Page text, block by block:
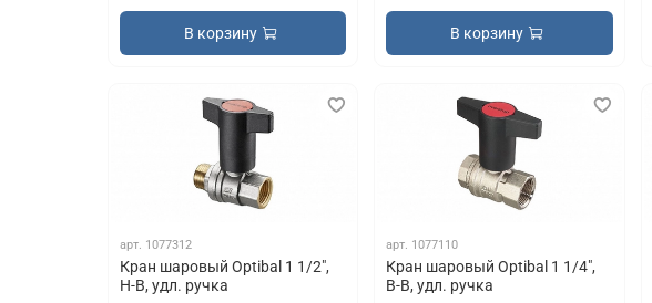
В корзину В корзину
арт. 1077312
Кран шаровый Optibal 1 1/2",
Н-В, удл. ручка
арт. 1077110
Кран шаровый Optibal 1 1/4",
В-В, удл. ручка